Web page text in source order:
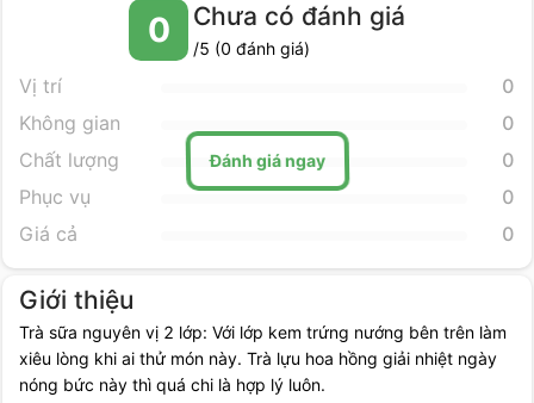
0 Chưa có đánh giá
/5 (0 đánh giá)
Đánh giá ngay
Vị trí
0
Không gian
0
Chất lượng
0
Phục vụ
0
Giá cả
0
Giới thiệu
Trà sữa nguyên vị 2 lớp: Với lớp kem trứng nướng bên trên làm
xiêu lòng khi ai thử món này. Trà lựu hoa hồng giải nhiệt ngày
nóng bức này thì quá chi là hợp lý luôn.